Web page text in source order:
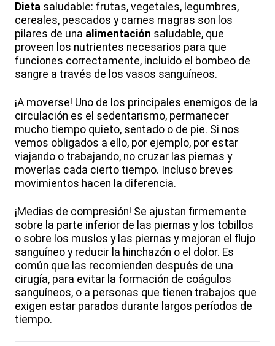
Dieta saludable: frutas, vegetales, legumbres,
cereales, pescados y carnes magras son los
pilares de una alimentación saludable, que
proveen los nutrientes necesarios para que
funciones correctamente, incluido el bombeo de
sangre a través de los vasos sanguíneos.
¡A moverse! Uno de los principales enemigos de la
circulación es el sedentarismo, permanecer
mucho tiempo quieto, sentado o de pie. Si nos
vemos obligados a ello, por ejemplo, por estar
viajando o trabajando, no cruzar las piernas y
moverlas cada cierto tiempo. Incluso breves
movimientos hacen la diferencia.
¡Medias de compresión! Se ajustan firmemente
sobre la parte inferior de las piernas y los tobillos
o sobre los muslos y las piernas y mejoran el flujo
sanguíneo y reducir la hinchazón o el dolor. Es
común que las recomienden después de una
cirugía, para evitar la formación de coágulos
sanguíneos, o a personas que tienen trabajos que
exigen estar parados durante largos períodos de
tiempo.